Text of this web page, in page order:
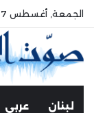
الجمعة, أغسطس 7 2026
لبنان عربي